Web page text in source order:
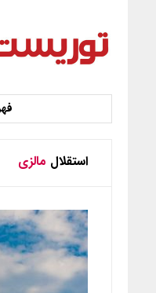
استقلال مالزی